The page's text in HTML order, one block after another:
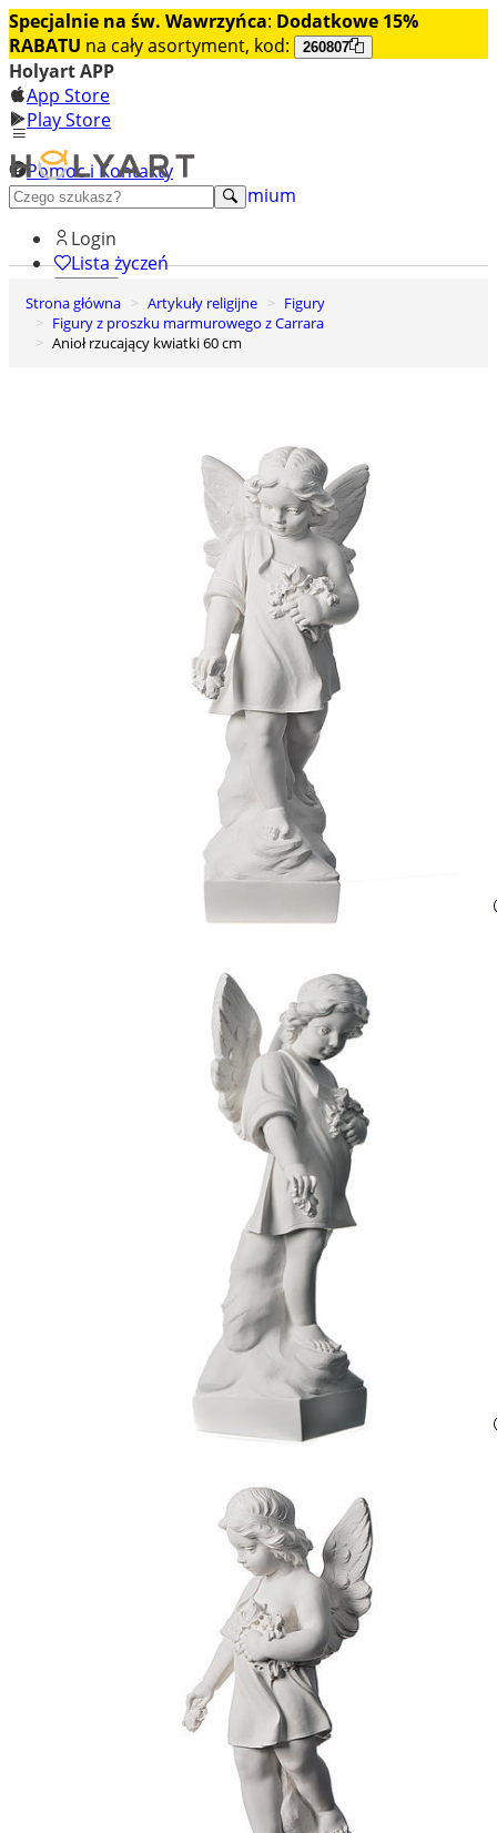
Specjalnie na św. Wawrzyńca: Dodatkowe 15%
RABATU na cały asortyment, kod: 260807
Holyart APP
App Store
Play Store
Pomoc i Kontakty
+48 222 922 860
Odkryj premium
Login
Lista życzeń
0
Koszyk
Strona główna Artykuły religijne
Figury
Figury z proszku marmurowego z Carrara
Anioł rzucający kwiatki 60 cm